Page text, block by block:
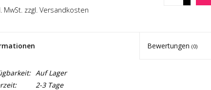
MwSt. zzgl. Versandkosten
Bewertungen(0)
Auf Lager
2-3 Tage